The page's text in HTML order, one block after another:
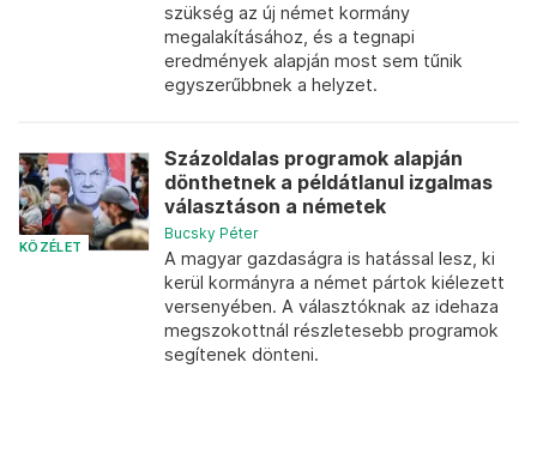
szükség az új német kormány
megalakításához, és a tegnapi
eredmények alapján most sem tűnik
egyszerűbbnek a helyzet.
KÖZÉLET
Százoldalas programok alapján
dönthetnek a példátlanul izgalmas
választáson a németek
Bucsky Péter
A magyar gazdaságra is hatással lesz, ki
kerül kormányra a német pártok kiélezett
versenyében. A választóknak az idehaza
megszokottnál részletesebb programok
segítenek dönteni.